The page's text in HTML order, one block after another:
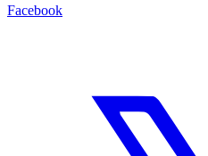
Facebook